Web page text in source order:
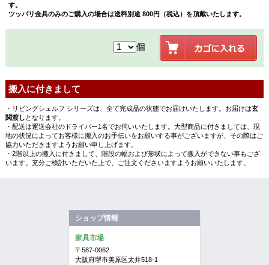
す。
ツッパリ金具のみのご購入の場合は送料別途 800円（税込）を頂戴いたします。
個
搬入に付きまして
・リビングシェルフ シリーズは、全て完成品の状態でお届けいたします。お届けは玄
関渡し となります。
・配送は運送会社のドライバー1名でお伺いいたします。大型商品に付きましては、現
地の状況によってお客様に搬入のお手伝いをお願いする事がございますが、その際はご
協力いただきますようお願い申し上げます。
・2階以上の搬入に付きまして、階段の幅および形状によって搬入ができない事もござ
います。充分ご検討いただいた上で、ご注文くださいますようお願いいたします。
ショップ情報
家具市場
〒587-0062
大阪府堺市美原区太井518-1